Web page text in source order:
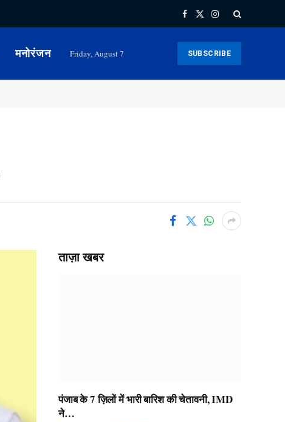
Facebook
X
Instagram
मनोरंजन Friday, August 7 SUBSCRIBE
ताज़ा खबर
पंजाब के 7 ज़िलों में भारी बारिश की चेतावनी, IMD
ने…